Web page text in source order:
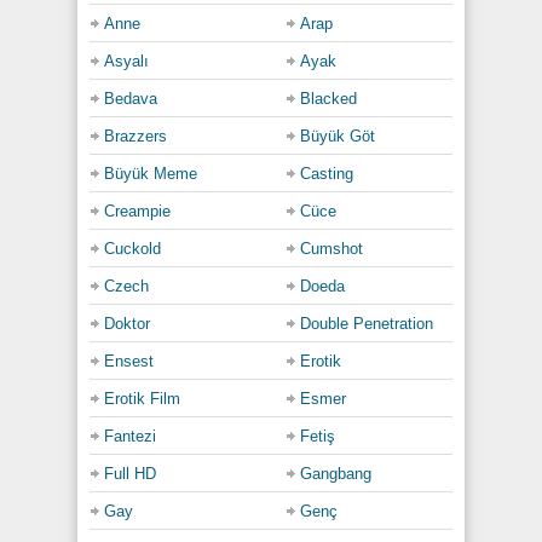
yapışıp titrerken orası tam anlamıyla cehennemin
ortasıydı. Koku, ses ve nefeslerin karıştığı bu
lanetli anda kirli arzular dipte patlama yapmıştı;
kimsecikler onları durduramazdı artık. Baştan aşağı
soyunmuş o ateşli folloşun alnındaki ter damlaları
bile yaşadığı zevkin şiddetini ele veriyordu: Sonuna
dek dayandı o hunhar sikişe, son damlasına dek
doydu…
Category:
Anal,Büyük Göt Doeda,Genç,
Anne Arap
Asyalı Ayak
Bedava Blacked
Brazzers Büyük Göt
Büyük Meme Casting
Creampie Cüce
Cuckold Cumshot
Czech Doeda
Doktor Double Penetration
Ensest Erotik
Erotik Film Esmer
Fantezi Fetiş
Full HD Gangbang
Gay Genç